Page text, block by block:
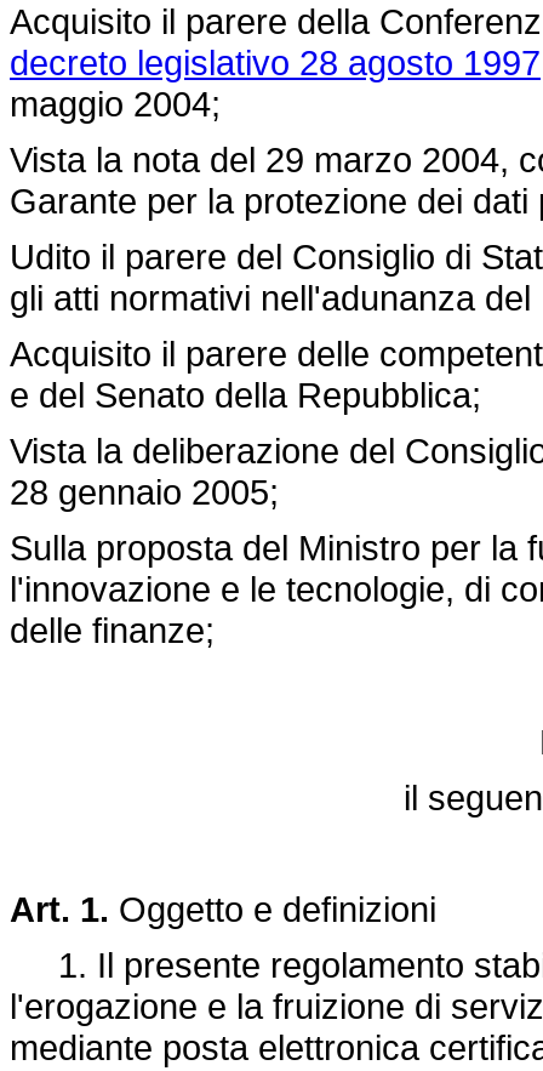
Acquisito il parere della
decreto legislativo 28 agosto
maggio 2004;
Vista la nota del 29 marzo 2004,
Garante per la protezione dei dati
Udito il parere del Consiglio di
gli atti normativi nell'adunanza
Acquisito il parere delle
e del Senato della Repubblica;
Vista la deliberazione del
28 gennaio 2005;
Sulla proposta del Ministro per la
l'innovazione e le tecnologie, di
delle finanze;
il
Art. 1. Oggetto e definizioni
1. Il presente regolamento
l'erogazione e la fruizione di
mediante posta elettronica